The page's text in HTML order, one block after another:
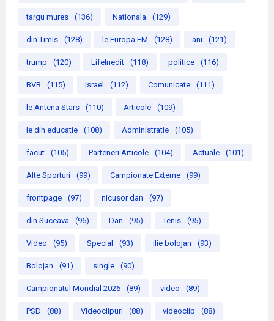
targu mures (136) Nationala (129)
din Timis (128) le Europa FM (128) ani (121)
trump (120) LifeInedit (118) politice (116)
BVB (115) israel (112) Comunicate (111)
le Antena Stars (110) Articole (109)
le din educatie (108) Administratie (105)
facut (105) Parteneri Articole (104) Actuale (101)
Alte Sporturi (99) Campionate Externe (99)
frontpage (97) nicusor dan (97)
din Suceava (96) Dan (95) Tenis (95)
Video (95) Special (93) ilie bolojan (93)
Bolojan (91) single (90)
Campionatul Mondial 2026 (89) video (89)
PSD (88) Videoclipuri (88) videoclip (88)